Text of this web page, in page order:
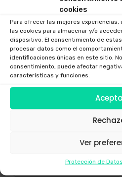
cookies
Para ofrecer las mejores
las cookies para almacenar y/o
dispositivo. El consentimiento de
procesar datos como el
identificaciones únicas en este sitio.
consentimiento, puede afectar
características y funciones.
Ver
Protección de Datos
GAFAS DRONES(1) GAFAS FPV
LEY (2) LEY DRONES
NUEVA LEY DRONES(1)